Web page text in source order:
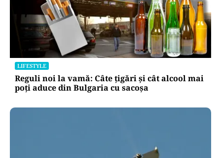
LIFESTYLE
Reguli noi la vamă: Câte țigări și cât alcool mai
poți aduce din Bulgaria cu sacoșa